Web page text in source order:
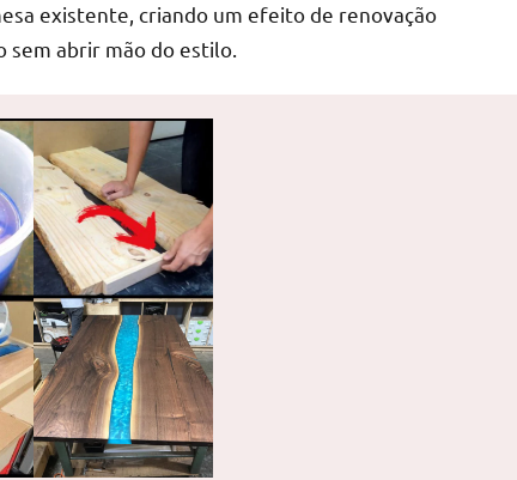
existente, criando um efeito de renovação
sem abrir mão do estilo.